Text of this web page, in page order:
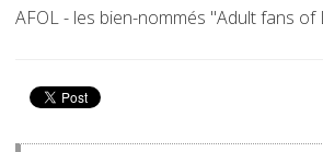
AFOL - les bien-nommés "Adult fans of